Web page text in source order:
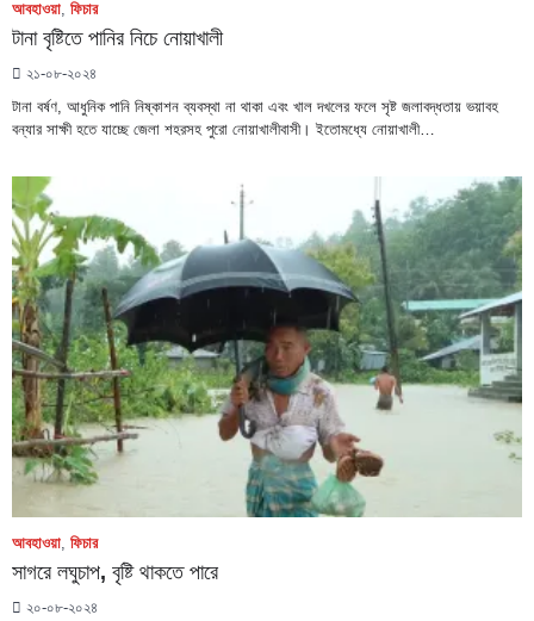
আবহাওয়া, ফিচার
টানা বৃষ্টিতে পানির নিচে নোয়াখালী
২১-০৮-২০২৪
টানা বর্ষণ, আধুনিক পানি নিষ্কাশন ব্যবস্থা না থাকা এবং খাল দখলের ফলে সৃষ্ট জলাবদ্ধতায় ভয়াবহ
বন্যার সাক্ষী হতে যাচ্ছে জেলা শহরসহ পুরো নোয়াখালীবাসী। ইতোমধ্যে নোয়াখালী…
আবহাওয়া ফিচার
সাগরে লঘুচাপ, বৃষ্টি থাকতে পারে
২০-০৮-২০২৪